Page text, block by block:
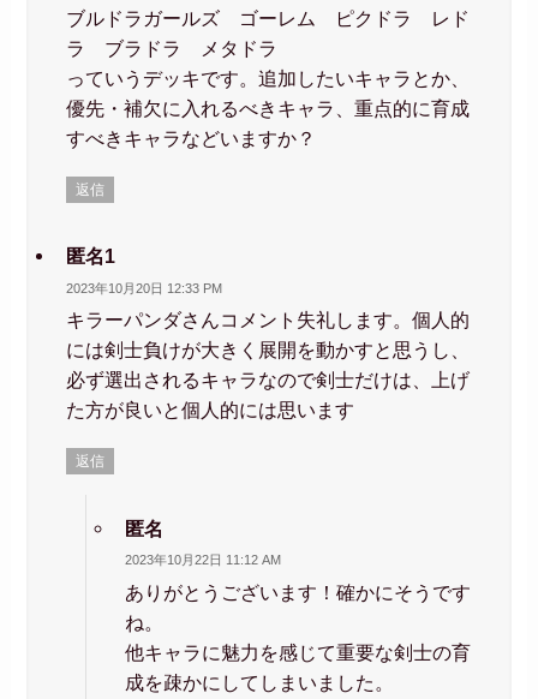
ブルドラガールズ ゴーレム ピクドラ レド
ラ ブラドラ メタドラ
っていうデッキです。追加したいキャラとか、
優先・補欠に入れるべきキャラ、重点的に育成
すべきキャラなどいますか？
返信
匿名1
2023年10月20日 12:33 PM
キラーパンダさんコメント失礼します。個人的
には剣士負けが大きく展開を動かすと思うし、
必ず選出されるキャラなので剣士だけは、上げ
た方が良いと個人的には思います
返信
匿名
2023年10月22日 11:12 AM
ありがとうございます！確かにそうです
ね。
他キャラに魅力を感じて重要な剣士の育
成を疎かにしてしまいました。